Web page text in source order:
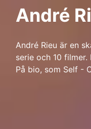
André
André Rieu är en
serie och 10
På bio, som Self -